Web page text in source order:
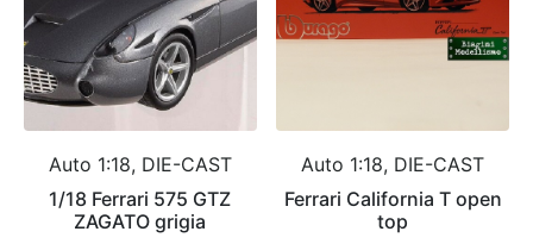
Auto 1:18, DIE-CAST
1/18 Ferrari 575 GTZ
ZAGATO grigia
Auto 1:18, DIE-CAST
Ferrari California T open
top